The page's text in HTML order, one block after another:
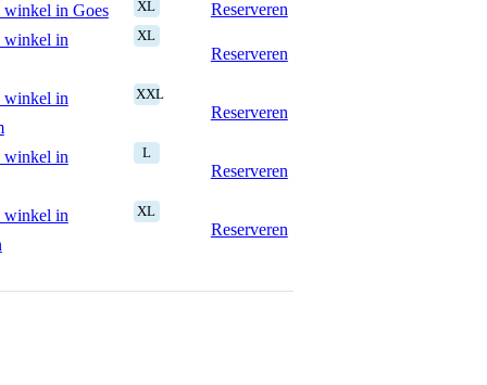
in Goes XL
Reserveren
winkel in
XL
Reserveren
winkel in
XXL
Reserveren
winkel in
L
Reserveren
winkel in
XL
Reserveren